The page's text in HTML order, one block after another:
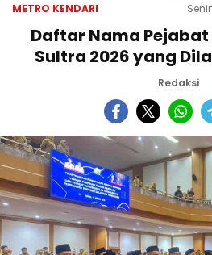
METRO KENDARI
Daftar Nama
Sultra 2026 yang
Redaksi